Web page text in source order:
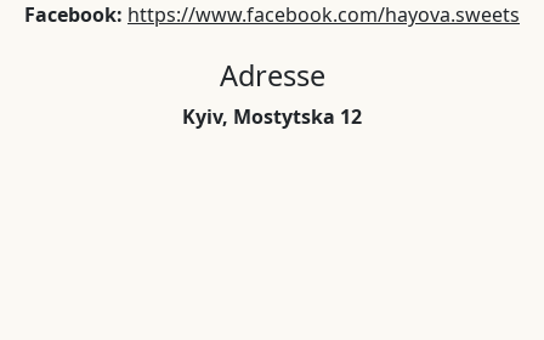
Facebook: https://www.facebook.com/hayova.sweets
Adresse
Kyiv, Mostytska 12